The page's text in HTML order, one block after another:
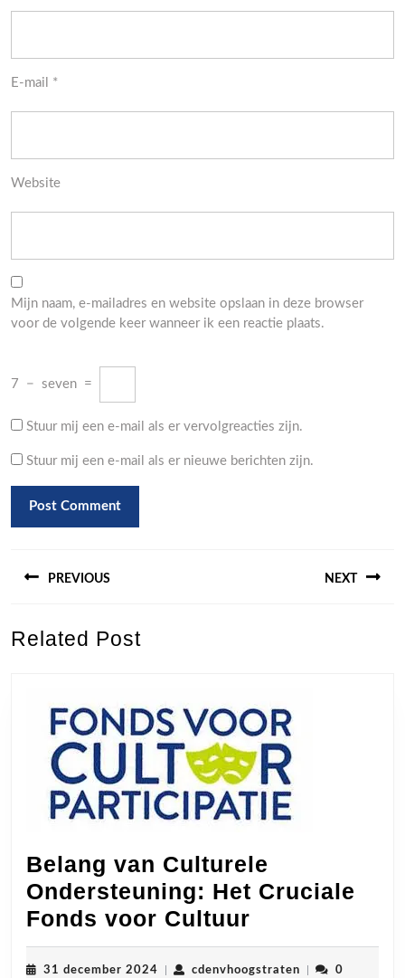
E-mail *
Website
Mijn naam, e-mailadres en website opslaan in deze browser
voor de volgende keer wanneer ik een reactie plaats.
7 − seven =
Stuur mij een e-mail als er vervolgreacties zijn.
Stuur mij een e-mail als er nieuwe berichten zijn.
PREVIOUS
post:
NEXT
Related Post
Belang van Culturele
Ondersteuning: Het Cruciale
Fonds voor Cultuur
van
Culturele
31 december 2024 31
cdenvhoogstraten
0